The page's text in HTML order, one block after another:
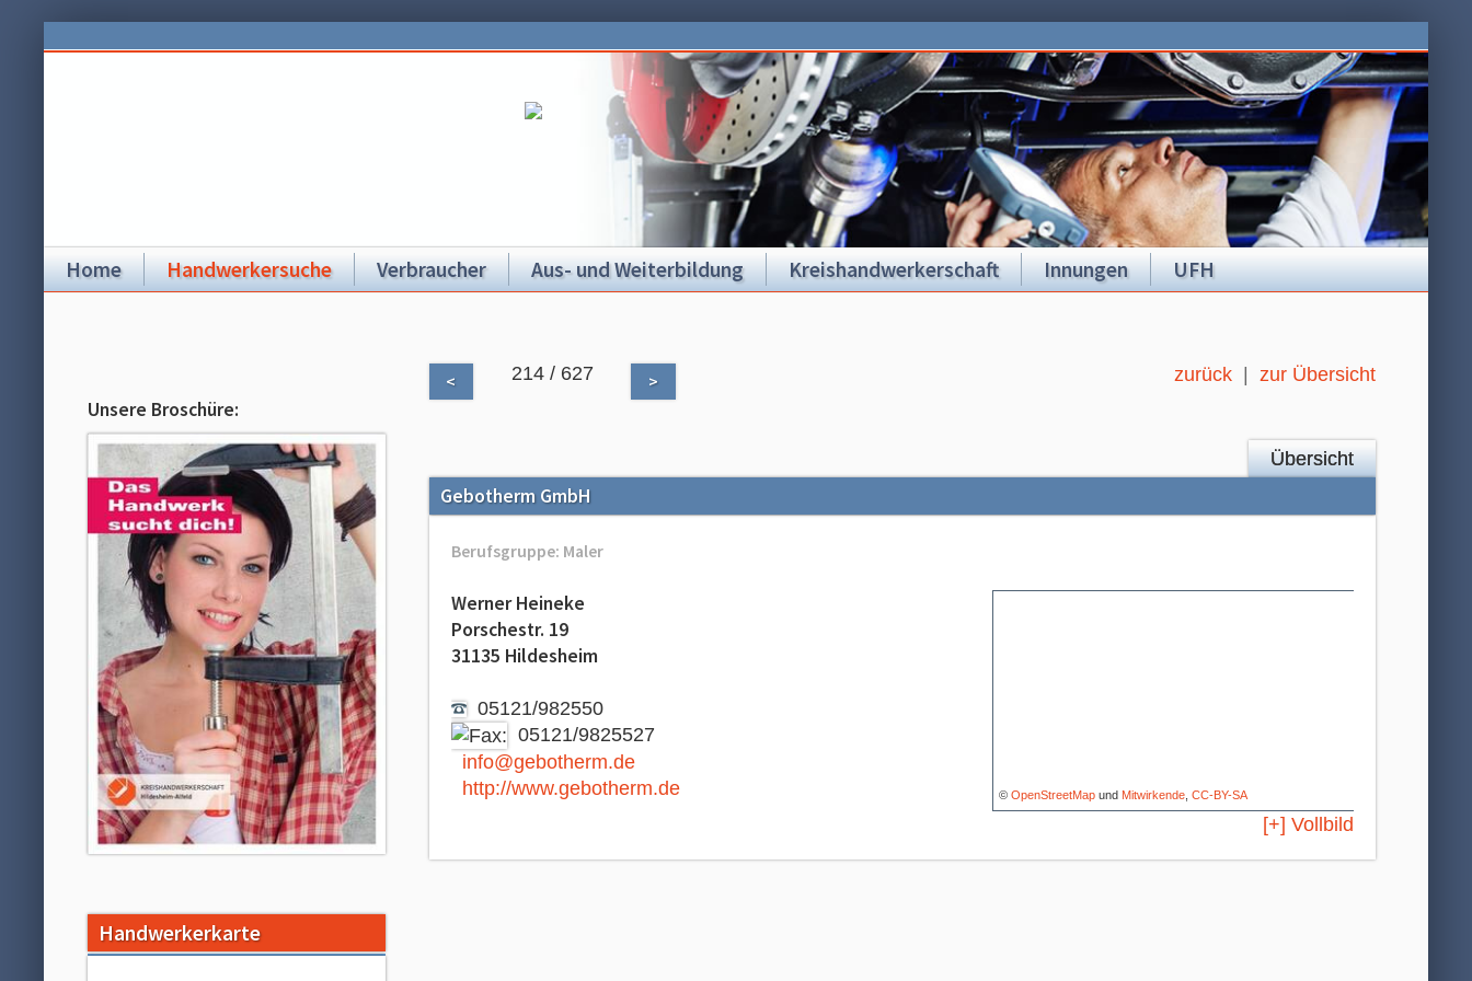
Home Handwerkersuche Verbraucher Aus- und Weiterbildung Kreishandwerkerschaft Innungen UFH
Unsere Broschüre:
Handwerkerkarte
< 214 / 627 > zurück| zur Übersicht
Übersicht
Gebotherm GmbH
Berufsgruppe: Maler
Werner Heineke
Porschestr. 19
31135 Hildesheim
05121/982550
05121/9825527
info@gebotherm.de
http://www.gebotherm.de
©OpenStreetMap und Mitwirkende ,CC-BY-SA
[+] Vollbild